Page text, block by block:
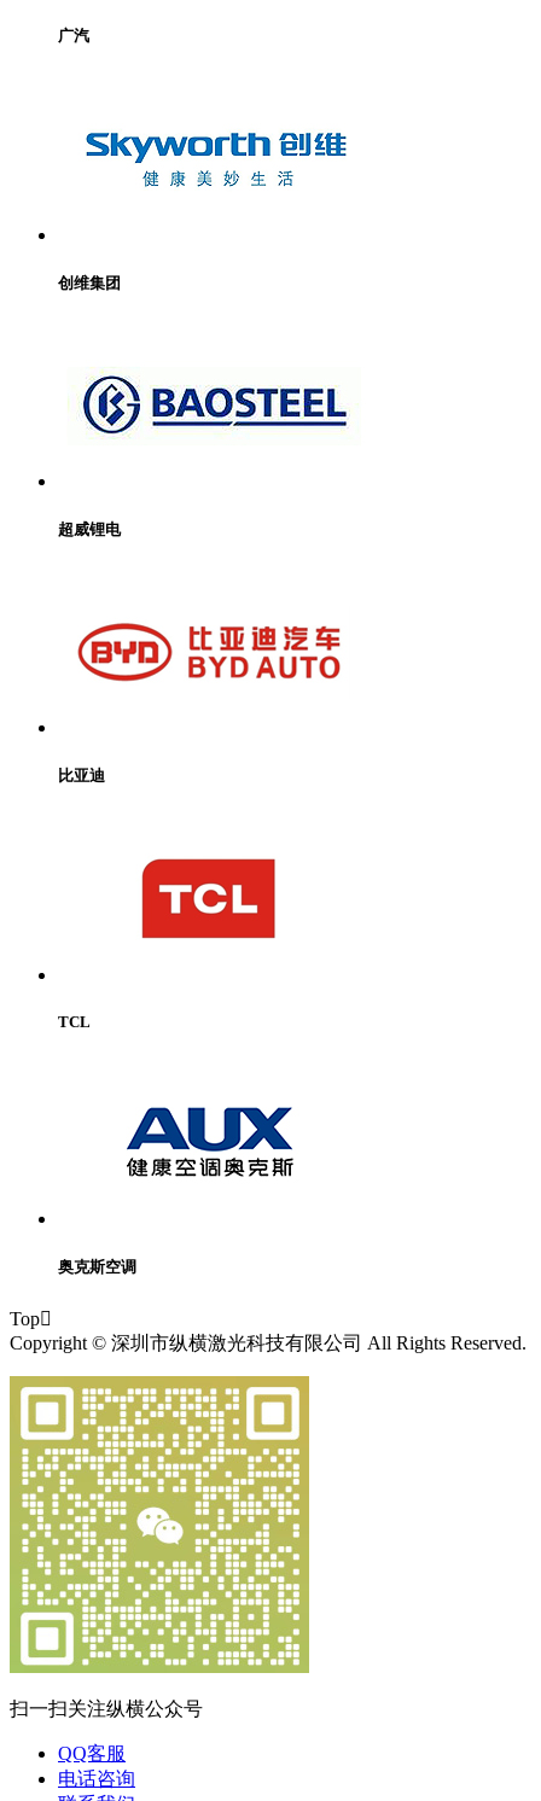
广汽
创维集团
超威锂电
比亚迪
TCL
奥克斯空调
Top
Copyright © 深圳市纵横激光科技有限公司 All Rights Reserved.
扫一扫关注纵横公众号
QQ客服
电话咨询